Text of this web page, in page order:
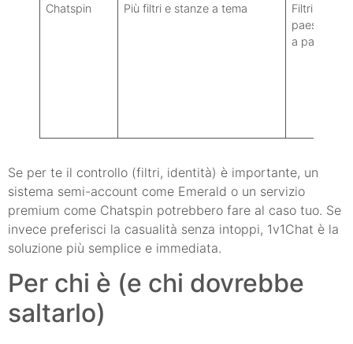
Chatspin Più filtri e stanze a tema
Filtri per
paese/
a
Se per te il controllo (filtri, identità) è importante, un
sistema semi-account come Emerald o un servizio
premium come Chatspin potrebbero fare al caso tuo. Se
invece preferisci la casualità senza intoppi, 1v1Chat è la
soluzione più semplice e immediata.
Per chi è (e chi dovrebbe
saltarlo)